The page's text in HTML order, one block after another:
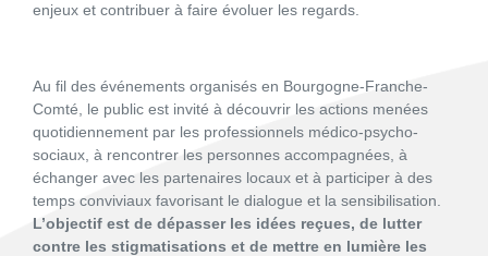
enjeux et contribuer à faire évoluer les regards.
Au fil des événements organisés en Bourgogne-Franche-
Comté, le public est invité à découvrir les actions menées
quotidiennement par les professionnels médico-psycho-
sociaux, à rencontrer les personnes accompagnées, à
échanger avec les partenaires locaux et à participer à des
temps conviviaux favorisant le dialogue et la sensibilisation.
L’objectif est de dépasser les idées reçues, de lutter
contre les stigmatisations et de mettre en lumière les